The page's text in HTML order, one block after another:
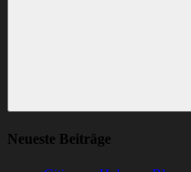
Suchen
Neueste Beiträge